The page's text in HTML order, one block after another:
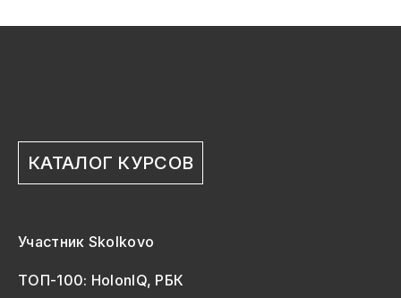
КАТАЛОГ КУРСОВ
Участник Skolkovo
ТОП-100: HolonIQ, РБК